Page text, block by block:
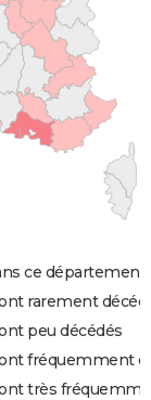
ce département
rarement
peu décédés
fréquemment
très